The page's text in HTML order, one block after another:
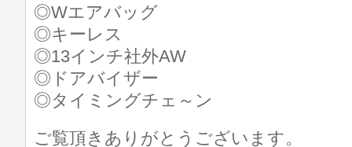
◎Wエアバッグ
◎キーレス
◎13インチ社外AW
◎ドアバイザー
◎タイミングチェ～ン
ご覧頂きありがとうございます。